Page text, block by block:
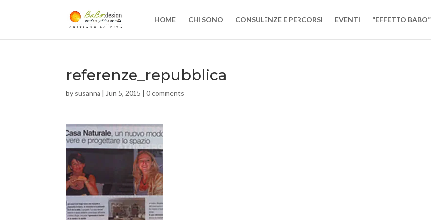
HOME CHI SONO CONSULENZE E PERCORSI EVENTI “EFFETTO BABO”
referenze_repubblica
by susanna | Jun 5, 2015 |0 comments